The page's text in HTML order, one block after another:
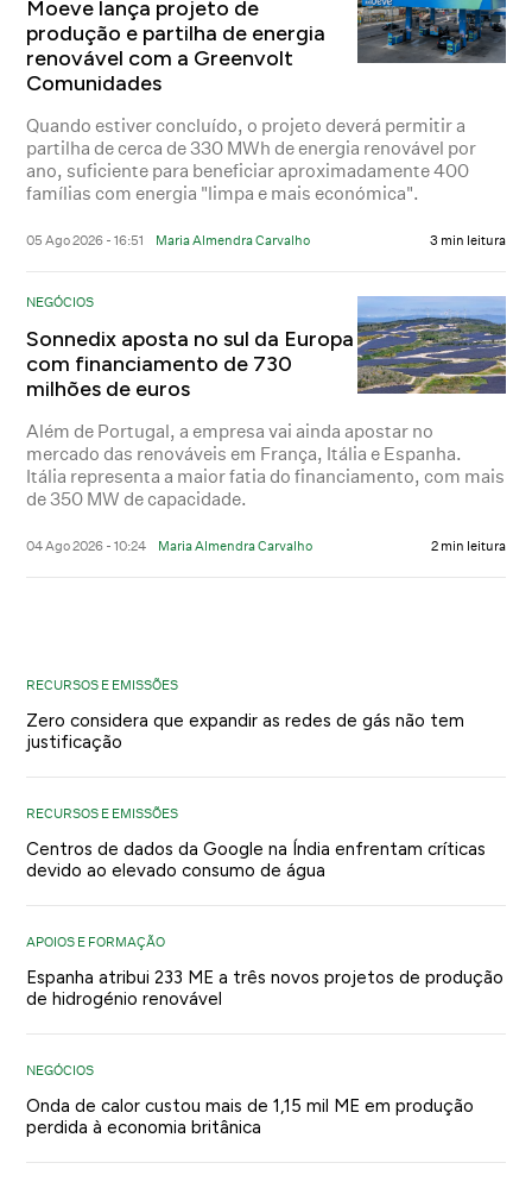
Moeve lança projeto de
produção e partilha de energia
renovável com a Greenvolt
Comunidades
Quando estiver concluído, o projeto deverá permitir a
partilha de cerca de 330 MWh de energia renovável por
ano, suficiente para beneficiar aproximadamente 400
famílias com energia "limpa e mais económica".
05 Ago 2026 - 16:51 Maria Almendra Carvalho 3 min leitura
NEGÓCIOS
Sonnedix aposta no sul da Europa
com financiamento de 730
milhões de euros
Além de Portugal, a empresa vai ainda apostar no
mercado das renováveis em França, Itália e Espanha.
Itália representa a maior fatia do financiamento, com mais
de 350 MW de capacidade.
04 Ago 2026 - 10:24 Maria Almendra Carvalho 2 min leitura
RECURSOS E EMISSÕES
Zero considera que expandir as redes de gás não tem
justificação
RECURSOS E EMISSÕES
Centros de dados da Google na Índia enfrentam críticas
devido ao elevado consumo de água
APOIOS E FORMAÇÃO
Espanha atribui 233 ME a três novos projetos de produção
de hidrogénio renovável
NEGÓCIOS
Onda de calor custou mais de 1,15 mil ME em produção
perdida à economia britânica